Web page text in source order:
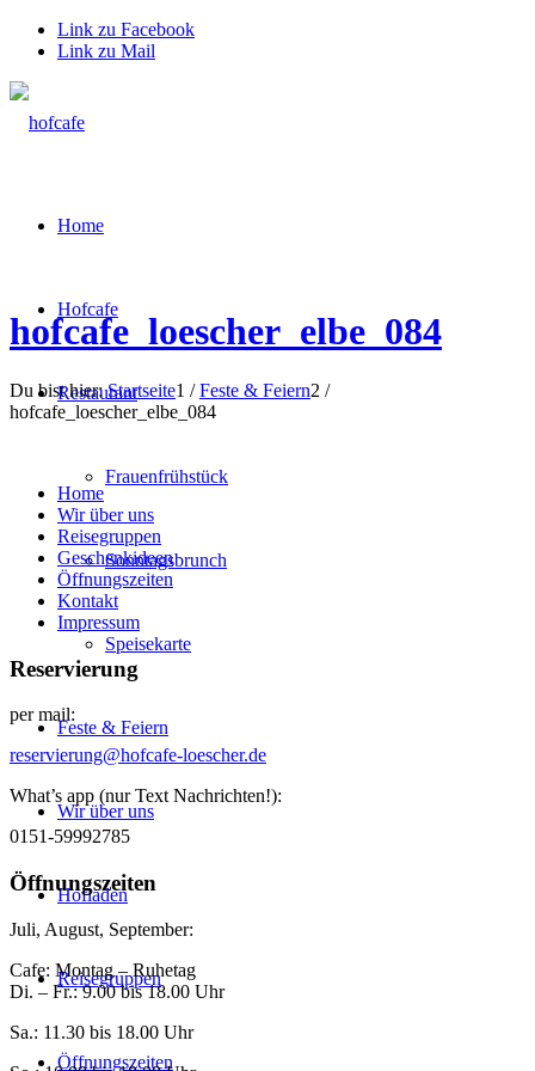
Link zu Facebook
Link zu Mail
Home
Hofcafe
Restaurant
Frauenfrühstück
Sonntagsbrunch
Speisekarte
Feste & Feiern
Wir über uns
Hofladen
Reisegruppen
Öffnungszeiten
hofcafe_loescher_elbe_084
Du bist hier: Startseite1 / Feste & Feiern2 /
hofcafe_loescher_elbe_084
Home
Wir über uns
Reisegruppen
Geschenkideen
Öffnungszeiten
Kontakt
Impressum
Reservierung
per mail:
reservierung@hofcafe-loescher.de
What’s app (nur Text Nachrichten!):
0151-59992785
Öffnungszeiten
Juli, August, September:
Cafe: Montag – Ruhetag
Di. – Fr.: 9.00 bis 18.00 Uhr
Sa.: 11.30 bis 18.00 Uhr